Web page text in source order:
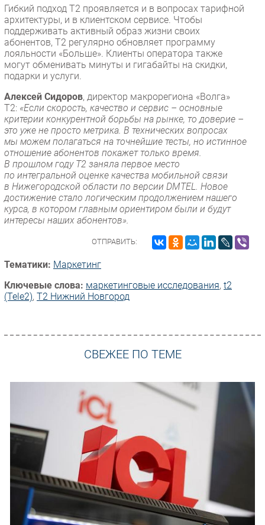
Проекты
IT класс
Тестовый стенд
Каталог компаний
Гибкий подход Т2 проявляется и в вопросах тарифной
архитектуры, и в клиентском сервисе. Чтобы
поддерживать активный образ жизни своих
абонентов, Т2 регулярно обновляет программу
лояльности «Больше». Клиенты оператора также
могут обменивать минуты и гигабайты на скидки,
подарки и услуги.
Алексей Сидоров, директор макрорегиона «Волга»
Т2: «Если скорость, качество и сервис – основные
критерии конкурентной борьбы на рынке, то доверие –
это уже не просто метрика. В технических вопросах
мы можем полагаться на точнейшие тесты, но истинное
отношение абонентов покажет только время.
В прошлом году Т2 заняла первое место
по интегральной оценке качества мобильной связи
в Нижегородской области по версии DMTEL. Новое
достижение стало логическим продолжением нашего
курса, в котором главным ориентиром были и будут
интересы наших абонентов».
ОТПРАВИТЬ:
Тематики: Маркетинг
Ключевые слова: маркетинговые исследования, t2
(Tele2), Т2 Нижний Новгород
СВЕЖЕЕ ПО ТЕМЕ